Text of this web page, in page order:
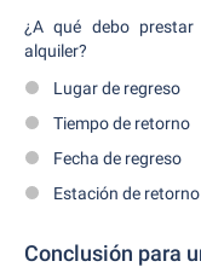
¿A qué debo
alquiler?
Lugar de regreso
Tiempo de retorno
Fecha de regreso
Estación de retorno
Conclusión para